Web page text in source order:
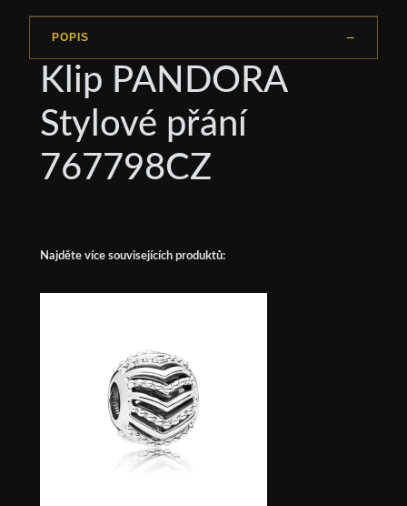
POPIS
Klip PANDORA
Stylové přání
767798CZ
Najděte více souvisejících produktů: